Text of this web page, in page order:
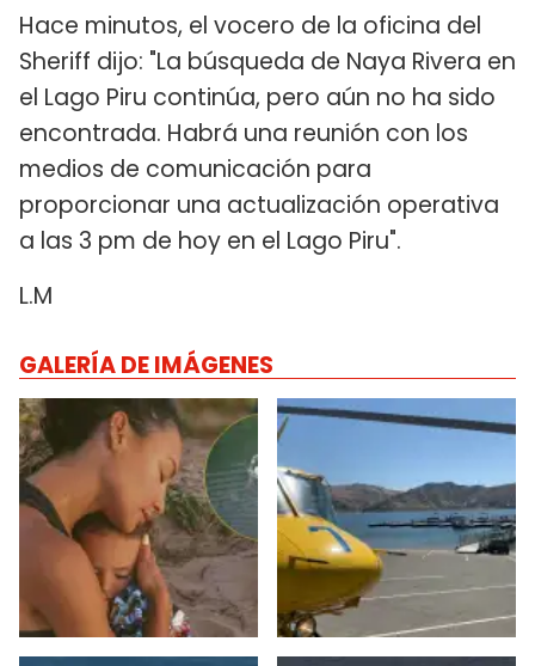
Hace minutos, el vocero de la oficina del
Sheriff dijo: "La búsqueda de Naya Rivera en
el Lago Piru continúa, pero aún no ha sido
encontrada. Habrá una reunión con los
medios de comunicación para
proporcionar una actualización operativa
a las 3 pm de hoy en el Lago Piru".
L.M
GALERÍA DE IMÁGENES